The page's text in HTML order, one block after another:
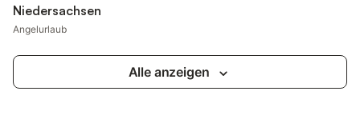
Niedersachsen
Angelurlaub
Alle anzeigen